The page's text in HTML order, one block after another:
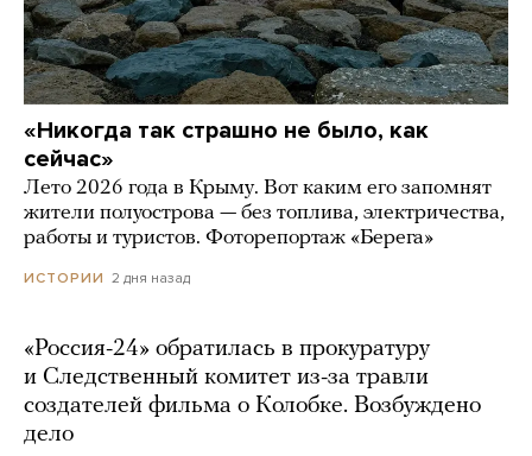
«Никогда так страшно не было, как
сейчас»
Лето 2026 года в Крыму. Вот каким его запомнят
жители полуострова — без топлива, электричества,
работы и туристов. Фоторепортаж «Берега»
ИСТОРИИ 2 дня назад
«Россия-24» обратилась в прокуратуру
и Следственный комитет из-за травли
создателей фильма о Колобке. Возбуждено
дело